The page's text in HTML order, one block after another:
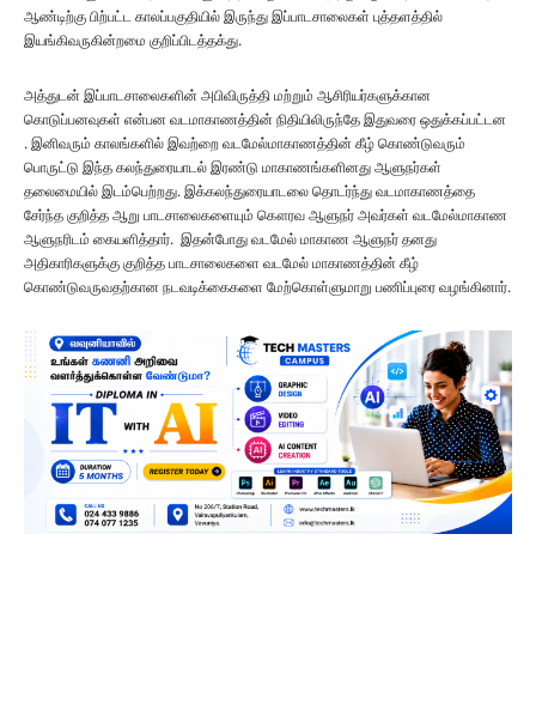
ஆண்டிற்கு பிற்பட்ட காலப்பகுதியில் இருந்து இப்பாடசாலைகள் புத்தளத்தில்
இயங்கிவருகின்றமை குறிப்பிடத்தக்து.
அத்துடன் இப்பாடசாலைகளின் அபிவிருத்தி மற்றும் ஆசிரியர்களுக்கான
கொடுப்பனவுகள் என்பன வடமாகாணத்தின் நிதியிலிருந்தே இதுவரை ஒதுக்கப்பட்டன
. இனிவரும் காலங்களில் இவற்றை வடமேல்மாகாணத்தின் கீழ் கொண்டுவரும்
பொருட்டு இந்த கலந்துரையாடல் இரண்டு மாகாணங்களினது ஆளுநர்கள்
தலைமையில் இடம்பெற்றது. இக்கலந்துரையாடலை தொடர்ந்து வடமாகாணத்தை
சேர்ந்த குறித்த ஆறு பாடசாலைகளையும் கௌரவ ஆளுநர் அவர்கள் வடமேல்மாகாண
ஆளுநரிடம் கையளித்தார். இதன்போது வடமேல் மாகாண ஆளுநர் தனது
அதிகாரிகளுக்கு குறித்த பாடசாலைகளை வடமேல் மாகாணத்தின் கீழ்
கொண்டுவருவதற்கான நடவடிக்கைகளை மேற்கொள்ளுமாறு பணிப்புரை வழங்கினார்.